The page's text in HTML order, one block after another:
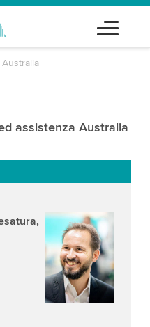
Australia
assistenza Australia